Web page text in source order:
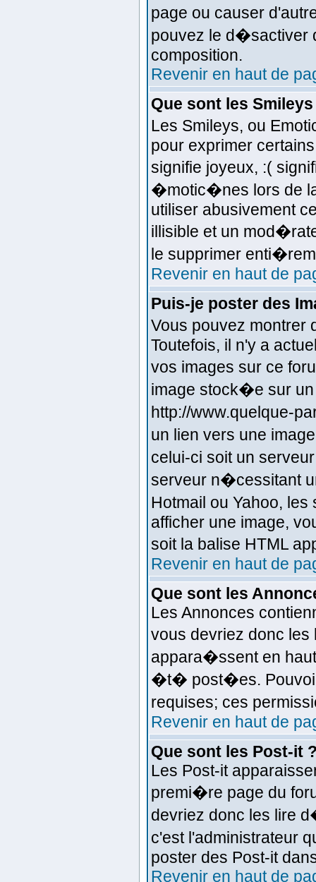
page ou causer
pouvez le d�sactiver
composition.
Revenir en haut de
Que sont les
Les Smileys, ou
pour exprimer
signifie joyeux, :(
�motic�nes lors de
utiliser abusivement
illisible et un
le supprimer
Revenir en haut de
Puis-je poster des
Vous pouvez
Toutefois, il n'y a
vos images sur ce
image stock�e sur
http://www.quelque-
un lien vers une
celui-ci soit un
serveur n�cessitant
Hotmail ou Yahoo,
afficher une image,
soit la balise HTML
Revenir en haut de
Que sont les
Les Annonces
vous devriez donc
appara�ssent en
�t� post�es.
requises; ces
Revenir en haut de
Que sont les Post-it
Les Post-it
premi�re page du
devriez donc les lire
c'est l'administrateur
poster des Post-it
Revenir en haut de